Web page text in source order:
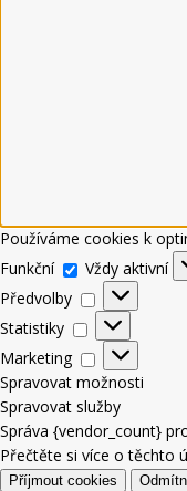
Používáme cookies k
Funkční
Vždy aktivní
Předvolby
Statistiky
Marketing
Spravovat možnosti
Spravovat služby
Správa {vendor_count}
Přečtěte si více o těchto
Příjmout cookies